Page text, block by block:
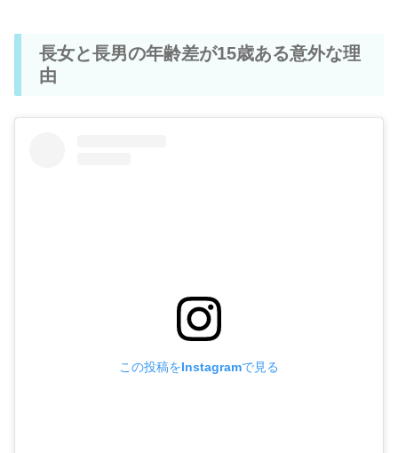
長女と長男の年齢差が15歳ある意外な理
由
この投稿をInstagramで見る